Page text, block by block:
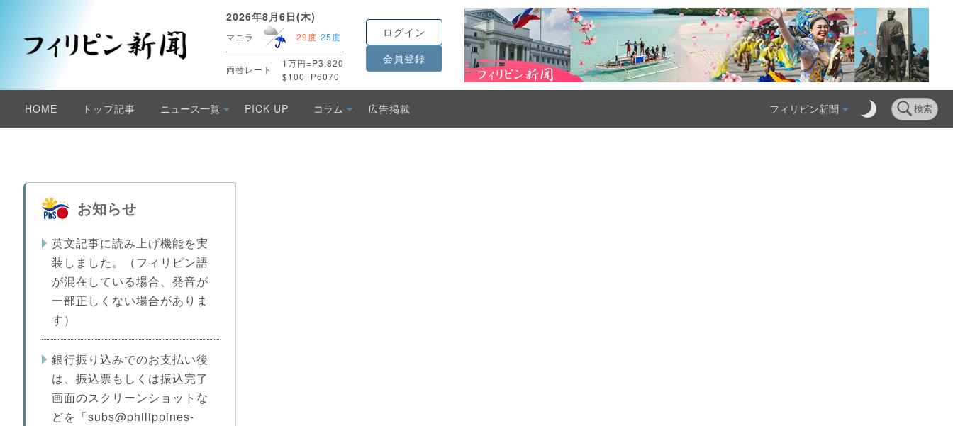
2026年8月6日(木)
マニラ 29度-25度
両替レート
1万円=P3,820
$100=P6070
ログイン
会員登録
HOME トップ記事 ニュース一覧 PICK UP コラム 広告掲載 フィリピン新聞 検索
お知らせ
英文記事に読み上げ機能を実
装しました。（フィリピン語
が混在している場合、発音が
一部正しくない場合がありま
す）
銀行振り込みでのお支払い後
は、振込票もしくは振込完了
画面のスクリーンショットな
どを「subs@philippines-